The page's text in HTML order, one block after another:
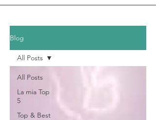
Blog
All Posts
La mia Top
5
Top & Best
All Posts